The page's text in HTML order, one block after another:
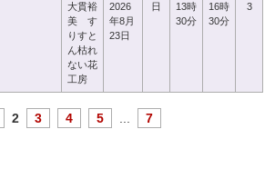
大貫裕
美 す
りすと
ん枯れ
ない花
工房
2026
年8月
23日
日
13時
30分
16時
30分
3
2 3 4 5 7